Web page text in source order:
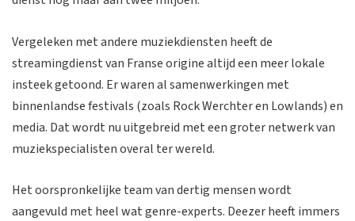
Vergeleken met andere muziekdiensten heeft de
streamingdienst van Franse origine altijd een meer lokale
insteek getoond. Er waren al samenwerkingen met
binnenlandse festivals (zoals Rock Werchter en Lowlands) en
media. Dat wordt nu uitgebreid met een groter netwerk van
muziekspecialisten overal ter wereld.
Het oorspronkelijke team van dertig mensen wordt
aangevuld met heel wat genre-experts. Deezer heeft immers